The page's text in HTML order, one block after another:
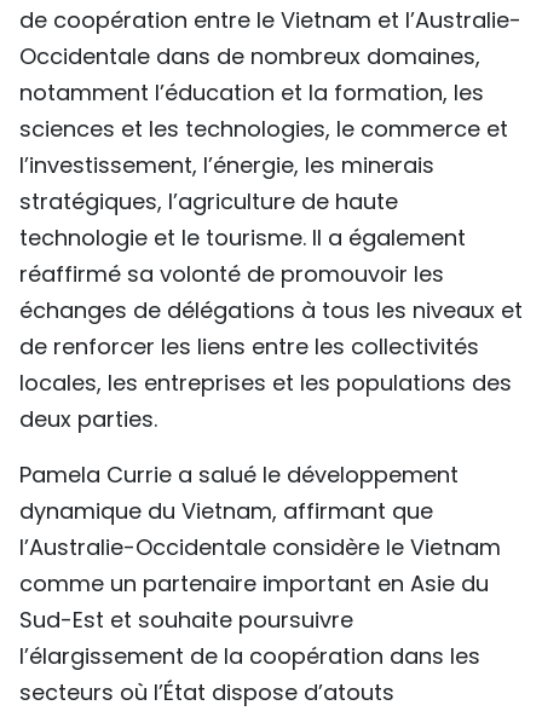
de coopération entre le Vietnam et l’Australie-
Occidentale dans de nombreux domaines,
notamment l’éducation et la formation, les
sciences et les technologies, le commerce et
l’investissement, l’énergie, les minerais
stratégiques, l’agriculture de haute
technologie et le tourisme. Il a également
réaffirmé sa volonté de promouvoir les
échanges de délégations à tous les niveaux et
de renforcer les liens entre les collectivités
locales, les entreprises et les populations des
deux parties.
Pamela Currie a salué le développement
dynamique du Vietnam, affirmant que
l’Australie-Occidentale considère le Vietnam
comme un partenaire important en Asie du
Sud-Est et souhaite poursuivre
l’élargissement de la coopération dans les
secteurs où l’État dispose d’atouts